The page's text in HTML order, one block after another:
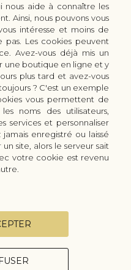
KAI
Nous connaitre
Qui sommes-nous ?
Moyens de paiement
Modes de livraison
Demande de devis
Contact
nous aide à connaître les
Ainsi, nous pouvons vous
intéresse et moins de
pas. Les cookies peuvent
Avez-vous déjà mis un
une boutique en ligne et y
plus tard et avez-vous
? C'est un exemple
vous permettent de
noms des utilisateurs,
services et personnaliser
enregistré ou laissé
site, alors le serveur sait
votre cookie est revenu